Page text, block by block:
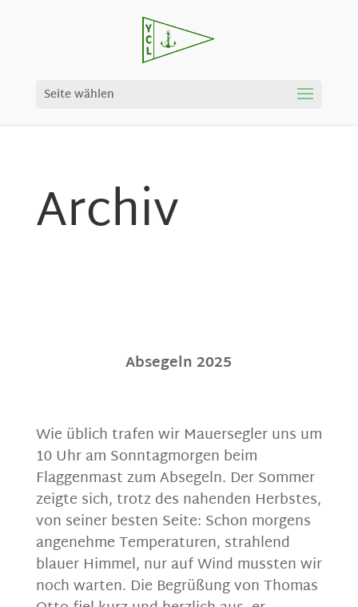
Seite wählen
Archiv
Absegeln 2025
Wie üblich trafen wir Mauersegler uns um
10 Uhr am Sonntagmorgen beim
Flaggenmast zum Absegeln. Der Sommer
zeigte sich, trotz des nahenden Herbstes,
von seiner besten Seite: Schon morgens
angenehme Temperaturen, strahlend
blauer Himmel, nur auf Wind mussten wir
noch warten. Die Begrüßung von Thomas